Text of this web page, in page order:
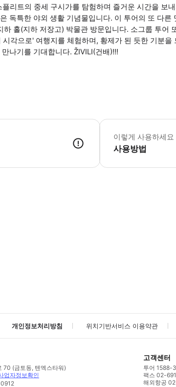
리트의 중세 구시가를 탐험하며 즐거운 시간을 보
독특한 야외 생활 기념물입니다. 이 투어의 또 다른
하 홀(지하 저장고) 박물관 방문입니다. 소그룹 투어
각으로' 여행지를 체험하며, 황제가 된 듯한 기분을
나기를 기대합니다. ŽIVILI(건배)!!!
부티크 소규모 그룹 투어
이렇게 사용하세요
사용방법
개인정보처리방침 위치기반서비스 이용약관
70 (금토동, 텐엑스타워)
업자정보확인
고객센터
투어 1588-
팩스 02-
해외항공